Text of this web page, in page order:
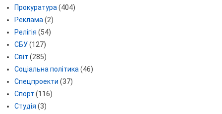
Прокуратура(404)
Реклама(2)
Релігія (54)
СБУ(127)
Світ (285)
Соціальна політика(46)
Спецпроекти (37)
Спорт (116)
Студія (3)